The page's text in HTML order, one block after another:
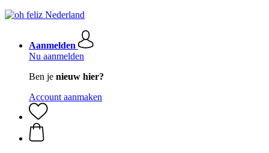
Aanmelden
Nu aanmelden
Ben je nieuw hier?
Account aanmaken